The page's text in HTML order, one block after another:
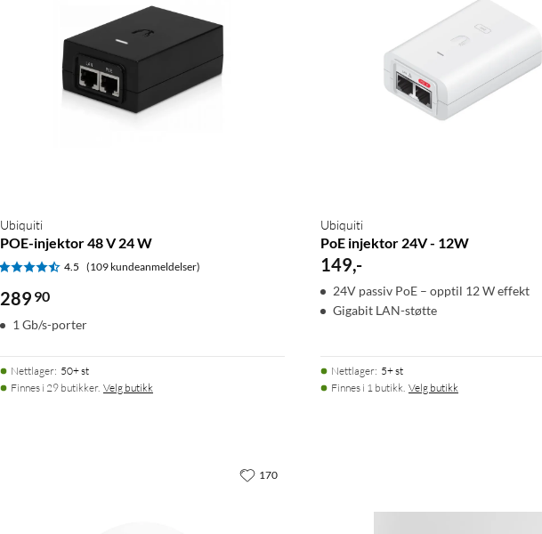
Ubiquiti
POE-injektor 48 V 24 W
4.5 (109 kundeanmeldelser)
289 90
1 Gb/s-porter
Nettlager: 50+ st
Finnes i 29 butikker. Velg butikk
Ubiquiti
PoE injektor 24V - 12W
149,-
24V passiv PoE – opptil 12 W effekt
Gigabit LAN-støtte
Nettlager: 5+ st
Finnes i 1 butikk. Velg butikk
170